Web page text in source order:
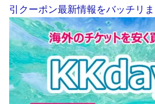
引クーポン最新情報をバッチリま